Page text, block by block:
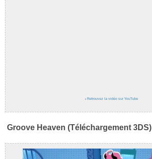
› Retrouvez la vidéo sur YouTube
Groove Heaven (Téléchargement 3DS)